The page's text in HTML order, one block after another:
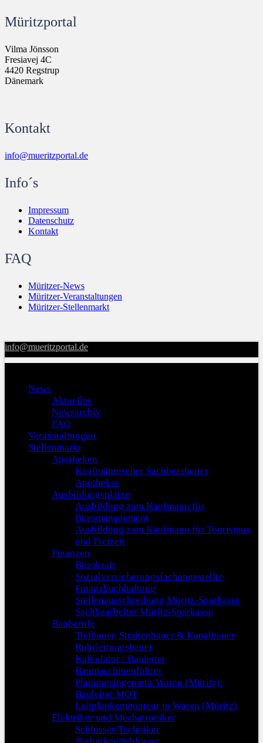
Müritzportal
Vilma Jönsson
Fresiavej 4C
4420 Regstrup
Dänemark
Kontakt
info@mueritzportal.de
Info´s
Impressum
Datenschutz
Kontakt
FAQ
Müritzer-News
Müritzer-Veranstaltungen
Müritzer-Stellenmarkt
info@mueritzportal.de
News
Aktuelles
Newsarchiv
FAQ
Veranstaltungen
Stellenmarkt
Apotheken
Kaufmännischer Sachbearbeiter
Apotheker
Ausbildungsplätze
Ausbildung zum Kaufmann für
Büromanagement
Ausbildung zum Kaufmann für Tourismus
und Freizeit
Finanzen
Bürokraft
Sozialversicherungsfachangestellte
Finanzbuchhaltung
Stellenausschreibung Müritz-Sparkasse
Sachbearbeiter Müritz-Sparkasse
Bauberufe
Tiefbauer, Straßenbauer & Kanalbauer
Rohrleitungsbauer
Kalkulator / Bauleiter
Baumaschinenführer
Planungsingenieur Waren (Müritz):
Bauleiter MOT
Leitplankenmonteur in Waren (Müritz)
Elektriker und Mechatroniker
Schlosser/Techniker